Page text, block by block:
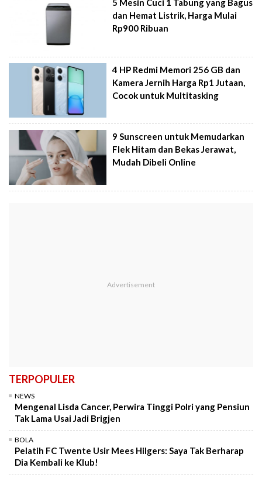
5 Mesin Cuci 1 Tabung yang Bagus
dan Hemat Listrik, Harga Mulai
Rp900 Ribuan
4 HP Redmi Memori 256 GB dan
Kamera Jernih Harga Rp1 Jutaan,
Cocok untuk Multitasking
9 Sunscreen untuk Memudarkan
Flek Hitam dan Bekas Jerawat,
Mudah Dibeli Online
TERPOPULER
NEWS
Mengenal Lisda Cancer, Perwira Tinggi Polri yang Pensiun
Tak Lama Usai Jadi Brigjen
BOLA
Pelatih FC Twente Usir Mees Hilgers: Saya Tak Berharap
Dia Kembali ke Klub!